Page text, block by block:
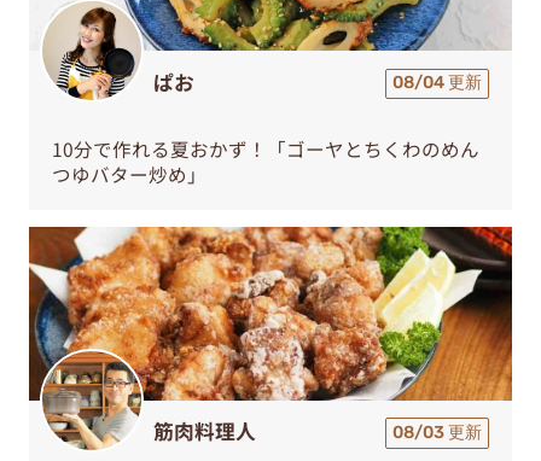
ぱお 08/04 更新
10分で作れる夏おかず！「ゴーヤとちくわのめん
つゆバター炒め」
筋肉料理人 08/03 更新